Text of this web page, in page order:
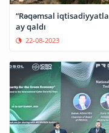
“Rəqəmsal
ay qaldı
22-08-2023